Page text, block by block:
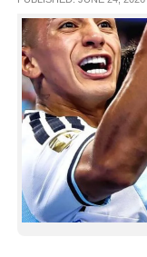
LIFESTYLE
SPIRITUAL
INFO+
ART
ASTRO